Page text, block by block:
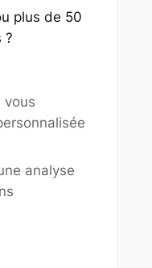
plus de 50
?
vous
analyse